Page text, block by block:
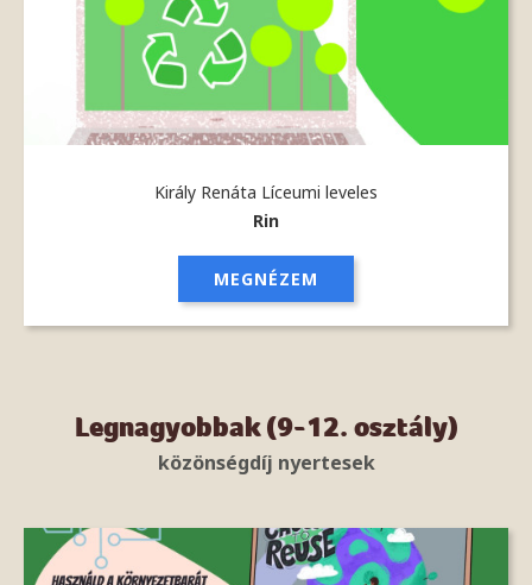
Király Renáta Líceumi leveles
Rin
MEGNÉZEM
Legnagyobbak (9-12. osztály)
közönségdíj nyertesek